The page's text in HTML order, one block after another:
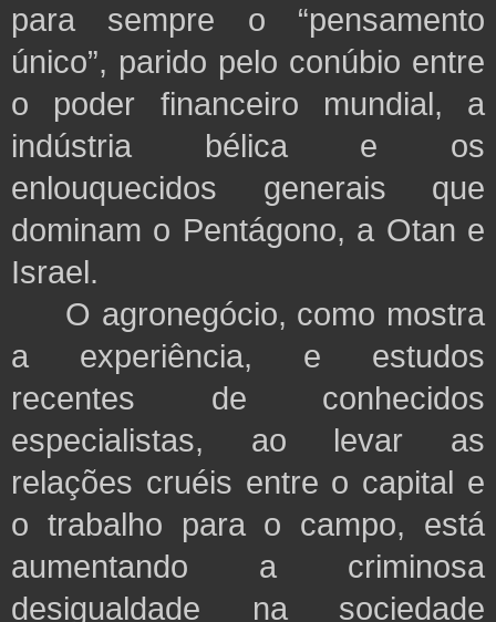
para sempre o “pensamento
único”, parido pelo conúbio entre
o poder financeiro mundial, a
indústria bélica e os
enlouquecidos generais que
dominam o Pentágono, a Otan e
Israel.
O agronegócio, como mostra
a experiência, e estudos
recentes de conhecidos
especialistas, ao levar as
relações cruéis entre o capital e
o trabalho para o campo, está
aumentando a criminosa
desigualdade na sociedade